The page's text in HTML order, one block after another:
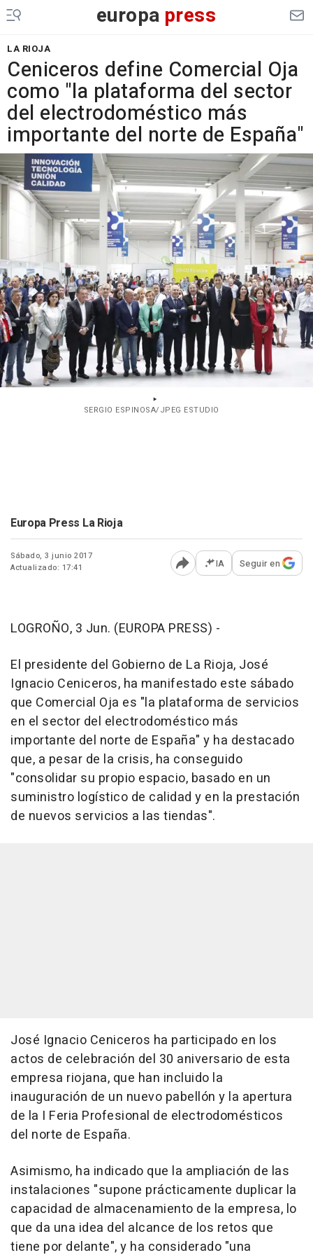
europa press
LA RIOJA
Ceniceros define Comercial Oja
como "la plataforma del sector
del electrodoméstico más
importante del norte de España"
SERGIO ESPINOSA/JPEG ESTUDIO
Europa Press La Rioja
Sábado, 3 junio 2017
Actualizado: 17:41
Abrir opciones para
IA Seguir en
LOGROÑO, 3 Jun. (EUROPA PRESS) -
El presidente del Gobierno de La Rioja, José
Ignacio Ceniceros, ha manifestado este sábado
que Comercial Oja es "la plataforma de servicios
en el sector del electrodoméstico más
importante del norte de España" y ha destacado
que, a pesar de la crisis, ha conseguido
"consolidar su propio espacio, basado en un
suministro logístico de calidad y en la prestación
de nuevos servicios a las tiendas".
José Ignacio Ceniceros ha participado en los
actos de celebración del 30 aniversario de esta
empresa riojana, que han incluido la
inauguración de un nuevo pabellón y la apertura
de la I Feria Profesional de electrodomésticos
del norte de España.
Asimismo, ha indicado que la ampliación de las
instalaciones "supone prácticamente duplicar la
capacidad de almacenamiento de la empresa, lo
que da una idea del alcance de los retos que
tiene por delante", y ha considerado "una